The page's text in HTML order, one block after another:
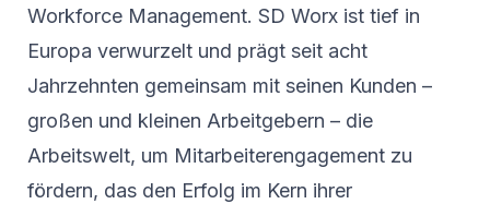
Workforce Management. SD Worx ist tief in
Europa verwurzelt und prägt seit acht
Jahrzehnten gemeinsam mit seinen Kunden –
großen und kleinen Arbeitgebern – die
Arbeitswelt, um Mitarbeiterengagement zu
fördern, das den Erfolg im Kern ihrer